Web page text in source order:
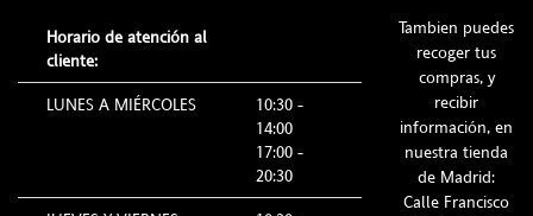
Horario de atención al
cliente:
LUNES A MIÉRCOLES
10:30 -
14:00
17:00 -
20:30
Tambien puedes
recoger tus
compras, y
recibir
información, en
nuestra tienda
de Madrid:
Calle Francisco